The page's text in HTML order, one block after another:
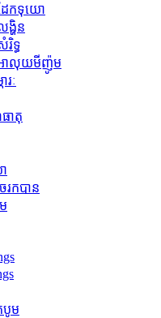
ែកទុយោ
ង្ហិន
ទ្ធ
អាលុយមីញ៉ូម
ៈ
ាតុ
រក​បាន​
បូម